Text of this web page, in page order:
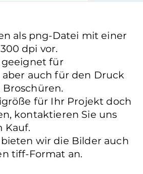
als png-Datei mit einer
dpi vor.
für
auch für den Druck
für Ihr Projekt doch
kontaktieren Sie uns
Kauf.
wir die Bilder auch
tiff-Format an.